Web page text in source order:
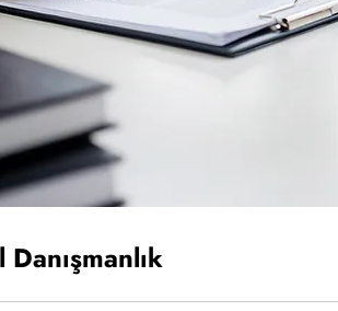
Danışmanlık